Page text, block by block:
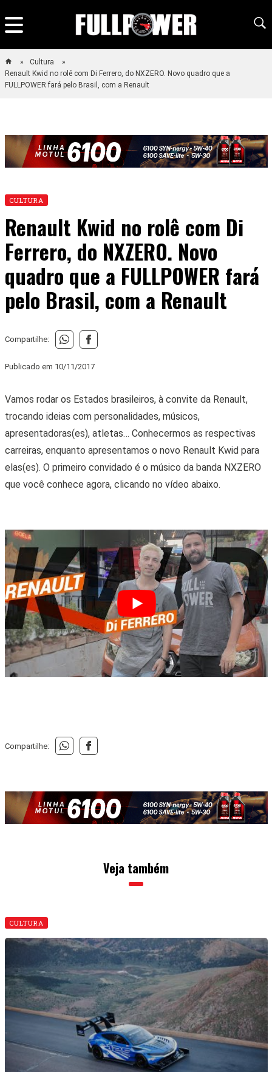
Cultura
Renault Kwid no rolê com Di Ferrero, do NXZERO. Novo quadro que a
FULLPOWER fará pelo Brasil, com a Renault
CULTURA
Renault Kwid no rolê com Di
Ferrero, do NXZERO. Novo
quadro que a FULLPOWER fará
pelo Brasil, com a Renault
Compartilhe:
Publicado em 10/11/2017
Vamos rodar os Estados brasileiros, à convite da Renault,
trocando ideias com personalidades, músicos,
apresentadoras(es), atletas… Conhecermos as respectivas
carreiras, enquanto apresentamos o novo Renault Kwid para
elas(es). O primeiro convidado é o músico da banda NXZERO
que você conhece agora, clicando no vídeo abaixo.
Compartilhe:
Veja também
CULTURA